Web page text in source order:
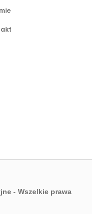
- Wszelkie prawa